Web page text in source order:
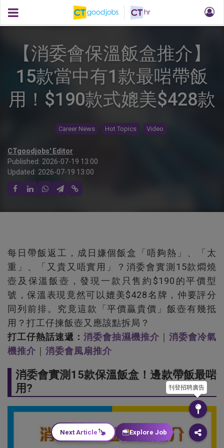
【消委會保溫飯盒推介】
15款當中有1款最啱帶飯
用！$190款式媲美$428款
Career News Hot Topics Video
CTgoodjobs' Editor
Published: 2026-07-19 13:00
Updated: 2026-07-19 13:00
每日帶飯返工，成日嫌個飯盒「唔夠熱」、「太
重」、「又貴又唔實用」？消委會實測15款燜燒
壺及保溫飯壺，發現一款只售約$190的平價型
號，保溫表現竟然可以媲美$428名牌，仲要評分
同列前排。究竟這款「平價贏貴價」飯壺有幾抵
用？打工仔揀飯壺又應該點拆局？
打工仔熱話速遞： 消委會抽濕機推介 ｜ 消委會冷氣
機推介 ｜ 消委會風扇推介
消委會實測15款保溫飯盒！邊款帶飯最啱
用?
刊登招聘廣告
Next Article Explore Job